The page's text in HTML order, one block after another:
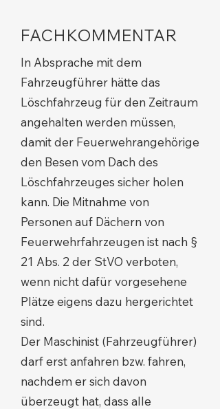
FACHKOMMENTAR
In Absprache mit dem
Fahrzeugführer hätte das
Löschfahrzeug für den Zeitraum
angehalten werden müssen,
damit der Feuerwehrangehörige
den Besen vom Dach des
Löschfahrzeuges sicher holen
kann. Die Mitnahme von
Personen auf Dächern von
Feuerwehrfahrzeugen ist nach §
21 Abs. 2 der StVO verboten,
wenn nicht dafür vorgesehene
Plätze eigens dazu hergerichtet
sind.
Der Maschinist (Fahrzeugführer)
darf erst anfahren bzw. fahren,
nachdem er sich davon
überzeugt hat, dass alle